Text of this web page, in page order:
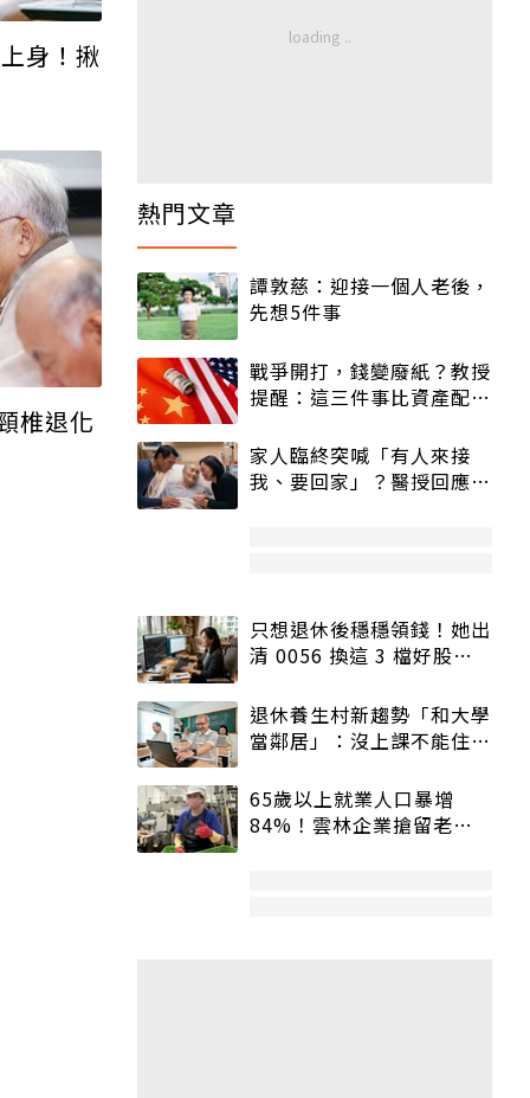
身！揪
椎退化
熱門文章
譚敦慈：迎接一個人老後，
先想5件事
戰爭開打，錢變廢紙？教授
提醒：這三件事比資產配置
家人臨終突喊「有人來接
我、要回家」？醫授回應方
只想退休後穩穩領錢！她出
清 0056 換這 3 檔好股：
退休養生村新趨勢「和大學
當鄰居」：沒上課不能住、
65歲以上就業人口暴增
84%！雲林企業搶留老員